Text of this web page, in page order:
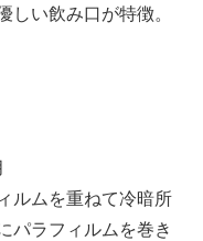
い飲み口が特徴。
ルムを重ねて冷暗所
パラフィルムを巻き